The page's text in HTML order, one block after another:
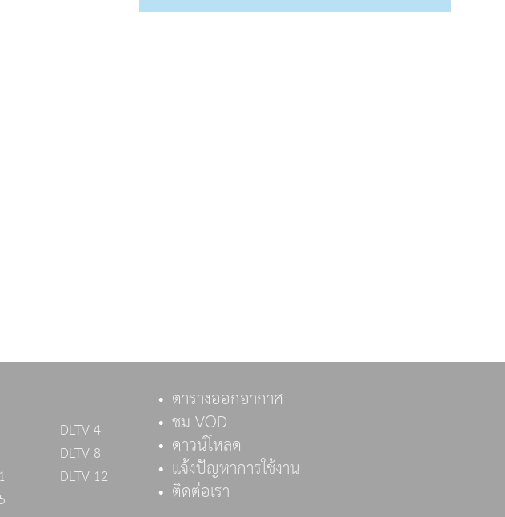
DLTV 4
DLTV 8
DLTV 12
ตารางออกอากาศ
ชม VOD
ดาวน์โหลด
แจ้งปัญหาการใช้งาน
ติดต่อเรา